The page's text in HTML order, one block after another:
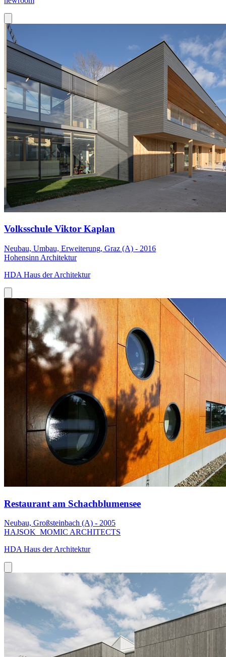
Volksschule Viktor Kaplan
Neubau, Umbau, Erweiterung, Graz (A) - 2016
Hohensinn Architektur
HDA Haus der Architektur
Restaurant am Schachblumensee
Neubau, Großsteinbach (A) - 2005
HAJSOK_MOMIC ARCHITECTS
HDA Haus der Architektur